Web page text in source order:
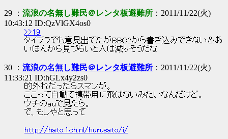
29 ： 流浪の名無し難民＠レンタ板避難所 ：2011/11/22(火)
10:43:12 ID:QzVlGX4os0
>>19
タイプラでも意見出てたがBBC2から書き込みできない＆あ
いぽんから見づらいと人は減りそうだな
30 ： 流浪の名無し難民＠レンタ板避難所 ：2011/11/22(火)
11:33:21 ID:hGLx4y2zs0
的外れだったらスマンが。
ここって自動で携帯用に飛ばないみたいなんだけど。
ウチのauで見たら。
で、もしやと思って
http://hato.1ch.nl/hurusato/i/